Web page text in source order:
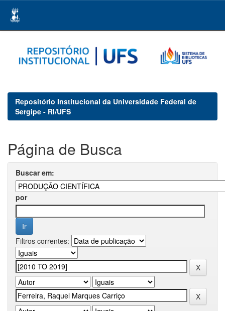
navigation
Repositório Institucional da Universidade Federal de
Sergipe - RI/UFS
Página de Busca
Buscar em:
por
Filtros correntes: